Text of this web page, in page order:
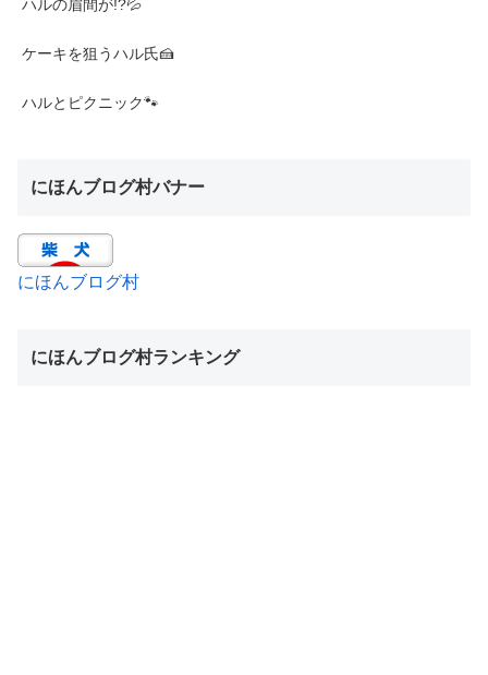
ハルの眉間が!?💦
ケーキを狙うハル氏🍰
ハルとピクニック🐾
にほんブログ村バナー
にほんブログ村
にほんブログ村ランキング